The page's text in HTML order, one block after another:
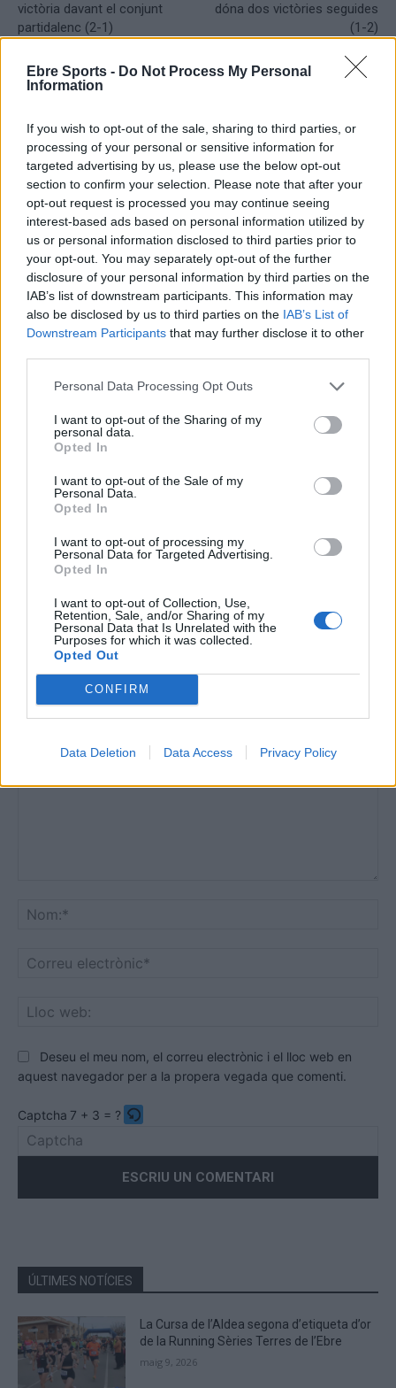
Ebre Sports - Do Not Process My Personal
Information
If you wish to opt-out of the sale, sharing to third parties, or
processing of your personal or sensitive information for
targeted advertising by us, please use the below opt-out
section to confirm your selection. Please note that after your
opt-out request is processed you may continue seeing
interest-based ads based on personal information utilized by
us or personal information disclosed to third parties prior to
your opt-out. You may separately opt-out of the further
disclosure of your personal information by third parties on the
IAB’s list of downstream participants. This information may
also be disclosed by us to third parties on the IAB’s List of
Downstream Participants that may further disclose it to other
Personal Data Processing Opt Outs
I want to opt-out of the Sharing of my
personal data.
Opted In
I want to opt-out of the Sale of my
Personal Data.
Opted In
I want to opt-out of processing my
Personal Data for Targeted Advertising.
Opted In
I want to opt-out of Collection, Use,
Retention, Sale, and/or Sharing of my
Personal Data that Is Unrelated with the
Purposes for which it was collected.
Opted Out
CONFIRM
Data Deletion Data Access Privacy Policy
victòria davant el conjunt
partidalenc (2-1)
dóna dos victòries seguides
(1-2)
Setmanari l'Ebre
ARTICLES RELACIONATS
4ª Catalana
semifinals d’ascens
4ª Catalana
4ª Catalana
L’Horta de Sant Joan es proclama campió i
març 26, 2026
Deseu el meu nom, el correu electrònic i el lloc web en
aquest navegador per a la propera vegada que comenti.
Captcha 7 + 3 = ?
the
the
CAPTCHA
to
verify
that
you
ÚLTIMES NOTÍCIES
La Cursa de l’Aldea segona d’etiqueta d’or
de la Running Sèries Terres de l’Ebre
maig 9, 2026